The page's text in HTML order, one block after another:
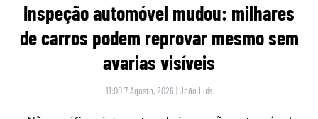
Inspeção automóvel mudou: milhares
de carros podem reprovar mesmo sem
avarias visíveis
11:00 7 Agosto, 2026 |João Luís